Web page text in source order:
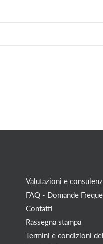
Valutazioni e
FAQ - Domande
Contatti
Rassegna stampa
Termini e condizioni